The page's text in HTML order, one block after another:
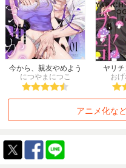
2004年冬
2004年春
2003年冬
2003年春
2002年冬
2002年春
2001年冬
2001年春
2000年
1999年
1996年
1995年
1992年
1991年
1987年
1980年
1976年
今から、親友やめよう
か。～腐れ縁同僚は甘い
快楽で私を壊す～
につやまにつこ
ヤリ
お
アニメ化な